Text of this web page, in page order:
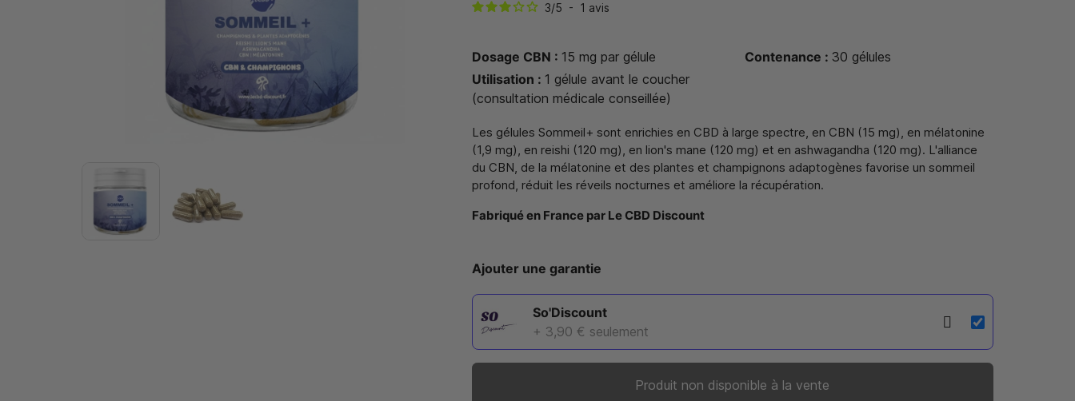
3/5 - 1 avis
Dosage CBN : 15 mg par gélule Contenance : 30 gélules
Utilisation : 1 gélule avant le coucher
(consultation médicale conseillée)
Les gélules Sommeil+ sont enrichies en CBD à large spectre, en CBN (15 mg), en mélatonine
(1,9 mg), en reishi (120 mg), en lion's mane (120 mg) et en ashwagandha (120 mg). L'alliance
du CBN, de la mélatonine et des plantes et champignons adaptogènes favorise un sommeil
profond, réduit les réveils nocturnes et améliore la récupération.
Fabriqué en France par Le CBD Discount
Ajouter une garantie
So'Discount
+ 3,90 € seulement
Produit non disponible à la vente